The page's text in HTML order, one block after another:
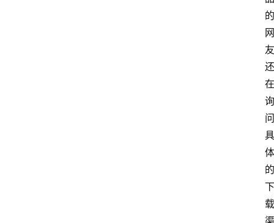
的
网
友
还
在
询
问
具
体
的
下
载
渠